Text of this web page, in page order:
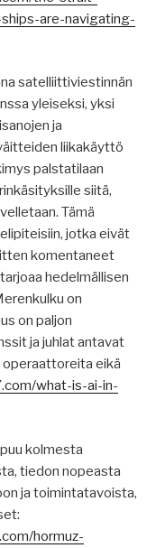
are-navigating-
satelliittiviestinnän
yleiseksi, yksi
ja
liikakäyttö
palstatilaan
siitä,
Tämä
jotka eivät
komentaneet
hedelmällisen
on
on paljon
ja juhlat antavat
operaattoreita eikä
what-is-ai-in-
kolmesta
tiedon nopeasta
ja toimintatavoista,
hormuz-